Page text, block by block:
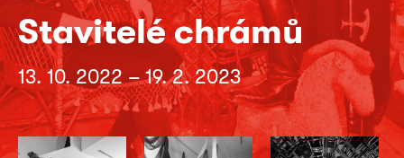
Stavitelé chrámů
13. 10. 2022 – 19. 2. 2023